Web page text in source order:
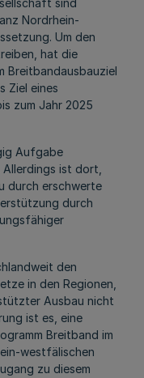
sind
Nordrhein-
Um den
hat die
Breitbandausbauziel
Ziel eines
zum Jahr 2025
Aufgabe
ist dort,
durch erschwerte
durch
den
in den Regionen,
Ausbau nicht
ist es, eine
Breitband im
westfälischen
zu diesem